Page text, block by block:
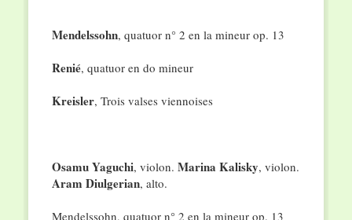
Mendelssohn, quatuor n° 2 en la mineur op. 13
Renié, quatuor en do mineur
Kreisler, Trois valses viennoises
Osamu Yaguchi, violon. Marina Kalisky, violon.
Aram Diulgerian, alto.
Mendelssohn, quatuor n° 2 en la mineur op. 13